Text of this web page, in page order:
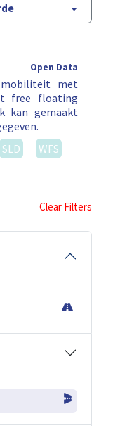
Open Data
met
free floating
kan gemaakt
SLD
WFS
Clear Filters